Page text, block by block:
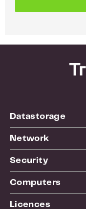
Datastorage
Network
Security
Computers
Licences